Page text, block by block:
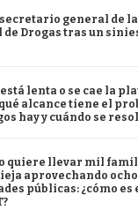
general de la
de Drogas tras un
está lenta o se cae la
qué alcance tiene el
hay y cuándo se
quiere llevar mil
aprovechando ocho
públicas: ¿cómo es